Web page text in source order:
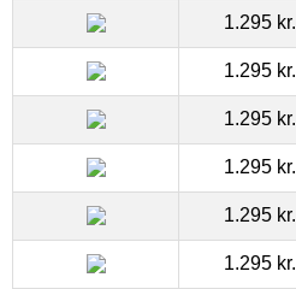
1.295 kr.
1.295 kr.
1.295 kr.
1.295 kr.
1.295 kr.
1.295 kr.